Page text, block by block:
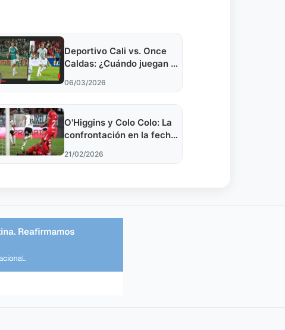
Deportivo Cali vs. Once
Caldas: ¿Cuándo juegan en
y cómo ver el partido en
06/03/2026
O'Higgins y Colo Colo: La
confrontación en la fecha
21/02/2026